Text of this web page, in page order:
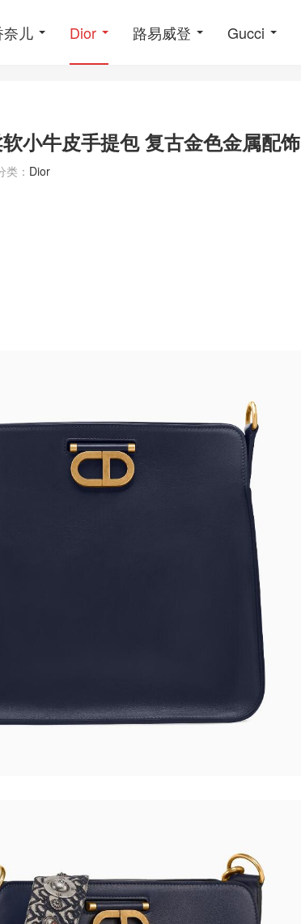
奈儿 Dior 路易威登 Gucci
小牛皮手提包 复古金色金属配饰
类： Dior